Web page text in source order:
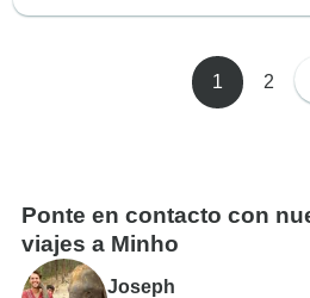
1 2
Ponte en contacto con
viajes a Minho
Joseph